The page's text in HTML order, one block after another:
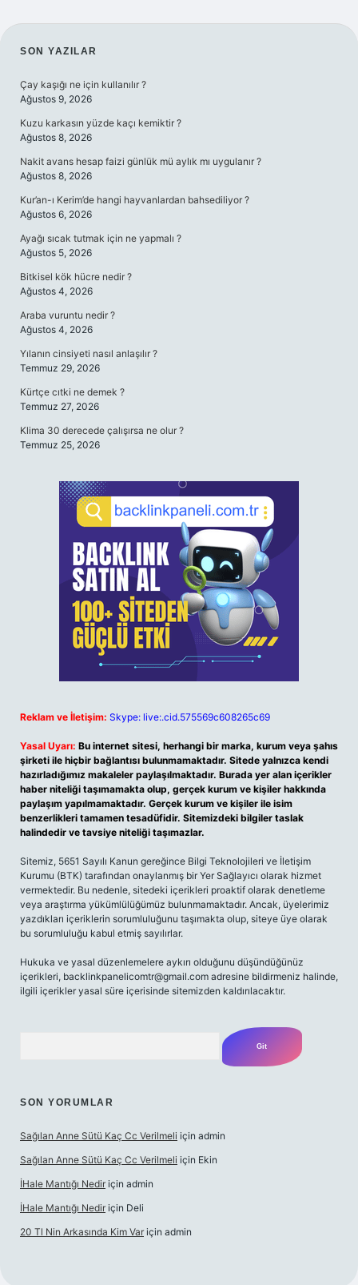
SIDEBAR
SON YAZILAR
Çay kaşığı ne için kullanılır ?
Ağustos 9, 2026
Kuzu karkasın yüzde kaçı kemiktir ?
Ağustos 8, 2026
Nakit avans hesap faizi günlük mü aylık mı uygulanır ?
Ağustos 8, 2026
Kur’an-ı Kerim’de hangi hayvanlardan bahsediliyor ?
Ağustos 6, 2026
Ayağı sıcak tutmak için ne yapmalı ?
Ağustos 5, 2026
Bitkisel kök hücre nedir ?
Ağustos 4, 2026
Araba vuruntu nedir ?
Ağustos 4, 2026
Yılanın cinsiyeti nasıl anlaşılır ?
Temmuz 29, 2026
Kürtçe cıtki ne demek ?
Temmuz 27, 2026
Klima 30 derecede çalışırsa ne olur ?
Temmuz 25, 2026
Reklam ve İletişim: Skype: live:.cid.575569c608265c69
Yasal Uyarı: Bu internet sitesi, herhangi bir marka, kurum veya şahıs
şirketi ile hiçbir bağlantısı bulunmamaktadır. Sitede yalnızca kendi
hazırladığımız makaleler paylaşılmaktadır. Burada yer alan içerikler
haber niteliği taşımamakta olup, gerçek kurum ve kişiler hakkında
paylaşım yapılmamaktadır. Gerçek kurum ve kişiler ile isim
benzerlikleri tamamen tesadüfidir. Sitemizdeki bilgiler taslak
halindedir ve tavsiye niteliği taşımazlar.
Sitemiz, 5651 Sayılı Kanun gereğince Bilgi Teknolojileri ve İletişim
Kurumu (BTK) tarafından onaylanmış bir Yer Sağlayıcı olarak hizmet
vermektedir. Bu nedenle, sitedeki içerikleri proaktif olarak denetleme
veya araştırma yükümlülüğümüz bulunmamaktadır. Ancak, üyelerimiz
yazdıkları içeriklerin sorumluluğunu taşımakta olup, siteye üye olarak
bu sorumluluğu kabul etmiş sayılırlar.
Hukuka ve yasal düzenlemelere aykırı olduğunu düşündüğünüz
içerikleri, backlinkpanelicomtr@gmail.com adresine bildirmeniz halinde,
ilgili içerikler yasal süre içerisinde sitemizden kaldırılacaktır.
SON YORUMLAR
Sağılan Anne Sütü Kaç Cc Verilmeli için admin
Sağılan Anne Sütü Kaç Cc Verilmeli için Ekin
İHale Mantığı Nedir için admin
İHale Mantığı Nedir için Deli
20 Tl Nin Arkasında Kim Var için admin